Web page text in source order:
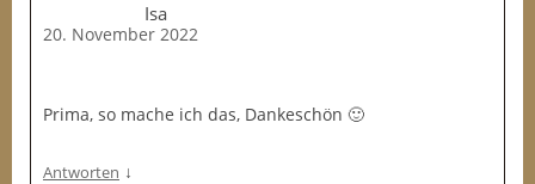
Isa
20. November 2022
Prima, so mache ich das, Dankeschön 🙂
Antworten ↓